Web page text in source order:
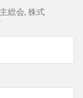
総会, 株式